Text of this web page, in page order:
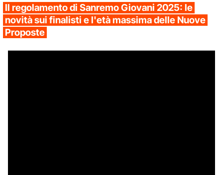
Il regolamento di Sanremo Giovani 2025: le
novità sui finalisti e l'età massima delle Nuove
Proposte